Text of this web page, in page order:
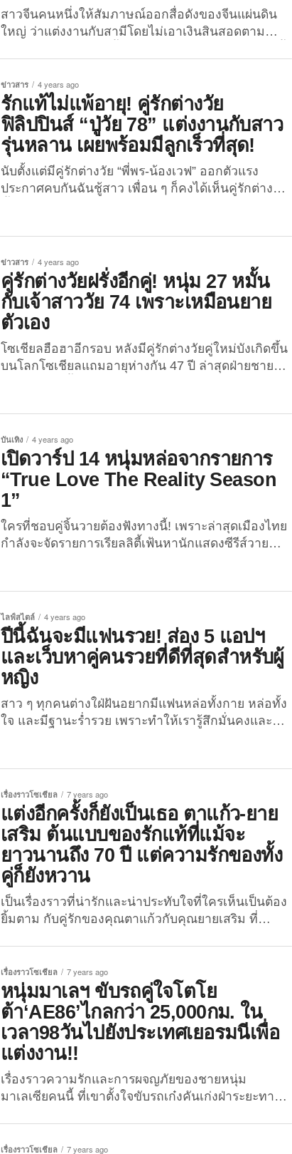
ชาวเน็ตถึงกับอึ้งไปตาม ๆ กัน และให้ความสนใจเรื่อง
ราวความรักอันเหลือเชื่อนี้ของทั้งสองเป็นอย่างมาก
โดยมีชาวเน็ตเข้ามาชมคลิปนี้แล้วมากกว่า 3.1...
สาวจีนคนหนึ่งให้สัมภาษณ์ออกสื่อดังของจีนแผ่นดิน
ใหญ่ ว่าแต่งงานกับสามีโดยไม่เอาเงินสินสอดตาม
ข้ามคืนเลยล่ะเพื่อน ๆ !! สาวจีนหน้าหมวยสุดสวยที่
เพื่อน ๆ เห็นในรูปบนนี้ เธอนามสกุล “แซ่โจว (Zhou)”
กำลังเป็นที่พูดถึงของชาวเน็ตจีนตอนนี้อย่างมาก เพราะ
เรื่องราวความรัก (บังตา) ไม่ธรรมดาของเธอกับสามี
ชื่อว่า “นายหู (Hu)” ซึ่งปัจจุบันทั้งสองเป็นสามีภรรยา
กันแล้ว และใช้ชีวิตคู่ร่วมกันในมณฑลเจียงซี ทาง
ตะวันออกของจีน เพราะสาวจีน “แซ่โจว” คนนี้ได้เล่า
ข่าวสาร 4 years ago
รักแท้ไม่แพ้อายุ! คู่รักต่างวัย
ฟิลิปปินส์ “ปู่วัย 78” แต่งงานกับสาว
รุ่นหลาน เผยพร้อมมีลูกเร็วที่สุด!
นับตั้งแต่มีคู่รักต่างวัย “พี่พร-น้องเวฟ” ออกตัวแรง
ประกาศคบกันฉันชู้สาว เพื่อน ๆ ก็คงได้เห็นคู่รักต่างวัย
แคร์ว่า ใครจะครหาว่าฝ่ายหญิงหรือฝ่ายชายจะเกาะ
ใครกิน ล่าสุดมีคู่รักต่างวัยเกิดขึ้นที่ประเทศฟิลิปปินส์
อีกคู่และกำลังเป็นไวรัลดังทั่วโลกออนไลน์ในขณะนี้
เรื่องราวดังกล่าวเป็นของคุณปู่ “ราเชด มันกาคอป
(Rashed Mangacop)” วัย 78 ปี อาชีพเกษตรกร กับ
สาววัยรุ่น “ฮาลิมา อับดุลเลาะห์ (Halima Abdullah)”...
ข่าวสาร 4 years ago
คู่รักต่างวัยฝรั่งอีกคู่! หนุ่ม 27 หมั้น
กับเจ้าสาววัย 74 เพราะเหมือนยาย
ตัวเอง
โซเชียลฮือฮาอีกรอบ หลังมีคู่รักต่างวัยคู่ใหม่บังเกิดขึ้น
บนโลกโซเชียลแถมอายุห่างกัน 47 ปี ล่าสุดฝ่ายชายวัย
ขณะนี้ เป็นของหนุ่มผิวสี “เดวอน ออเบรย์ (Devaughn
Aubrey)” วัย 27 ปี กับคุณยาย “เคธี เจนกินส์ (Kathi
Jenkins)” วัย 74...
บันเทิง 4 years ago
เปิดวาร์ป 14 หนุ่มหล่อจากรายการ
“True Love The Reality Season
1”
ใครที่ชอบคู่จิ้นวายต้องฟังทางนี้! เพราะล่าสุดเมืองไทย
กำลังจะจัดรายการเรียลลิตี้เฟ้นหานักแสดงซีรีส์วาย
ที่มีความสามารถทั้งร้อง, เต้น และเล่นดนตรี ผู้ที่จะเป็น
สุดยอดซุปเปอร์สตาร์ชาย (คู่จิ้นวาย) ระดับเอเชียคนต่อ
ไป!! ล่าสุดทางผู้จัดรายการก็ได้คัดผู้เข้าร่วมรายการ
จำนวนมาก เหลือเพียง 14 คน The Joi เห็นหน้าแต่ละ
คนแล้ว บอกเลยว่า ฮอตไม่ไหว!...
ไลฟ์สไตล์ 4 years ago
ปีนี้ฉันจะมีแฟนรวย! ส่อง 5 แอปฯ
และเว็บหาคู่คนรวยที่ดีที่สุดสำหรับผู้
หญิง
สาว ๆ ทุกคนต่างใฝ่ฝันอยากมีแฟนหล่อทั้งกาย หล่อทั้ง
ใจ และมีฐานะร่ำรวย เพราะทำให้เรารู้สึกมั่นคงและ
เข็มในมหาสมุทร จนหลายคนเชื่อสนิทใจแล้วว่า ผู้ชาย
ดี ๆ แบบนี้มีแต่ในนิยายเท่านั้น! แต่เดี๋ยวก่อน! สาว ๆ
อย่าเพิ่งหมดหวังว่าจะเจอผู้ชายดี ๆ ครบเครื่องที่อยาก
ได้ ถ้ายังไม่ลองหาคู่ผ่าน 5 แอปฯ และเว็บไซต์หาคู่
คนรวยที่ดีที่สุดสำหรับผู้หญิงที่...
เรื่องราวโซเชียล 7 years ago
แต่งอีกครั้งก็ยังเป็นเธอ ตาแก้ว-ยาย
เสริม ต้นแบบของรักแท้ที่แม้จะ
ยาวนานถึง 70 ปี แต่ความรักของทั้ง
คู่ก็ยังหวาน
เป็นเรื่องราวที่น่ารักและน่าประทับใจที่ใครเห็นเป็นต้อง
ยิ้มตาม กับคู่รักของคุณตาแก้วกับคุณยายเสริม ที่
ลงเลย ซ้ำกลับยิ่งทวีคูณเพิ่มขึ้น จนกลายเป็นภาพแห่ง
ความสุขที่แสดงออกมาให้มองเห็นได้ผ่านทางภาพถ่าย
และถือว่าทั้งสองท่านก็ได้เป็นต้นแบบของความรักได้
เป็นอย่างดีเลยทีเดียว เมื่อวานมานี้ ได้มีภาพความน่า
รักของคู่ตายายคู่หนึ่ง ผ่านเพจ “ข่าวชาวบ้าน” ได้โพสต์
ภาพของคุณตาแก้วและคุณยายเสริม ที่ใส่ชุดแต่งงาน
พร้อมหยอดคำหวาน “หากต้องแต่งอีกครั้งตาแก้วก็ยัง
ยืนยันว่าเจ้าสาวต้องเป็นยายเสริมคนเดียว” เจ้าบ่าว
จากปี พ.ศ.2493 จนถึงวันนี้ กว่า70ปี ที่ตาแก้วและยาย
เสริมได้ใช้ชีวิตร่วมกัน ย้อนกลับไปเวลานั้นไม่มี
เรื่องราวโซเชียล 7 years ago
หนุ่มมาเลฯ ขับรถคู่ใจโตโย
ต้า‘AE86’ไกลกว่า 25,000กม. ใน
เวลา98วันไปยังประเทศเยอรมนีเพื่อ
แต่งงาน!!
เรื่องราวความรักและการผจญภัยของชายหนุ่ม
มาเลเซียคนนี้ ที่เขาตั้งใจขับรถเก๋งคันเก่งฝ่าระยะทาง
เกิดขึ้นบนโลก ชายชาวมาเลเซียนามว่า Engku
เรื่องราวโซเชียล 7 years ago